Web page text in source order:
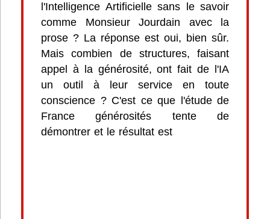
l'Intelligence Artificielle sans le savoir
comme Monsieur Jourdain avec la
prose ? La réponse est oui, bien sûr.
Mais combien de structures, faisant
appel à la générosité, ont fait de l'IA
un outil à leur service en toute
conscience ? C'est ce que l'étude de
France générosités tente de
démontrer et le résultat est